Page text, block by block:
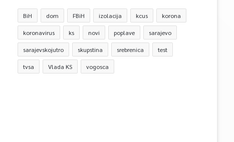
BiH dom FBiH izolacija kcus korona
koronavirus ks novi poplave sarajevo
sarajevskojutro skupstina srebrenica test
tvsa Vlada KS vogosca